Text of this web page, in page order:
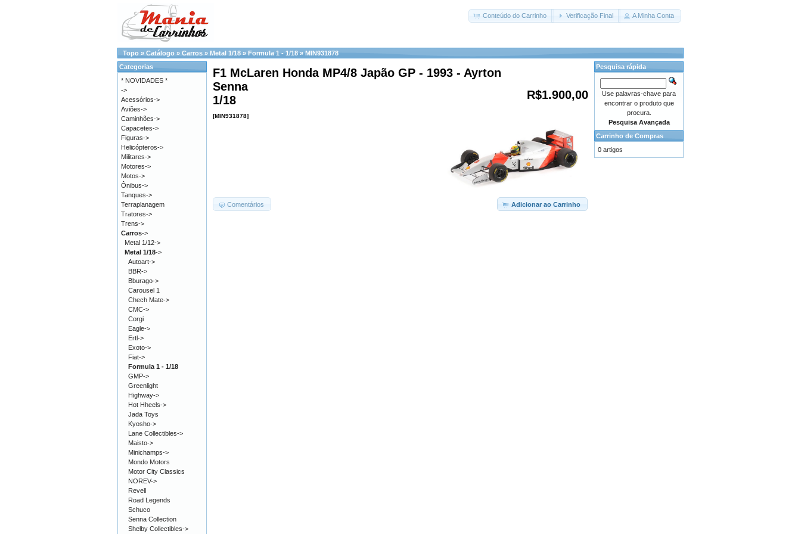
Conteúdo do Carrinho Verificação Final A Minha Conta
Topo » Catálogo » Carros » Metal 1/18 » Formula 1 - 1/18 » MIN931878
R$1.900,00
F1 McLaren Honda MP4/8 Japão GP - 1993 - Ayrton
Senna
1/18
[MIN931878]
Adicionar ao Carrinho
Comentários
Categorias
* NOVIDADES *
->
Acessórios->
Aviões->
Caminhões->
Capacetes->
Figuras->
Helicópteros->
Militares->
Motores->
Motos->
Ônibus->
Tanques->
Terraplanagem
Tratores->
Trens->
Carros->
Metal 1/12->
Metal 1/18->
Autoart->
BBR->
Bburago->
Carousel 1
Chech Mate->
CMC->
Corgi
Eagle->
Ertl->
Exoto->
Fiat->
Formula 1 - 1/18
GMP->
Greenlight
Highway->
Hot Hheels->
Jada Toys
Kyosho->
Lane Collectibles->
Maisto->
Minichamps->
Mondo Motors
Motor City Classics
NOREV->
Revell
Road Legends
Schuco
Senna Collection
Shelby Collectibles->
Pesquisa rápida
Use palavras-chave para
encontrar o produto que
procura.
Pesquisa Avançada
Carrinho de Compras
0 artigos